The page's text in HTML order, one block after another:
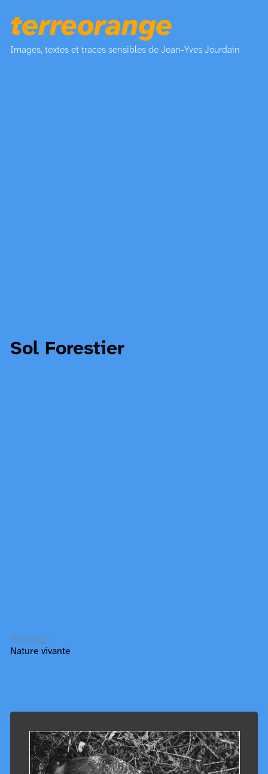
terreorange
Images, textes et traces sensibles de Jean-Yves Jourdain
Sol Forestier
15/1/2021
Nature vivante